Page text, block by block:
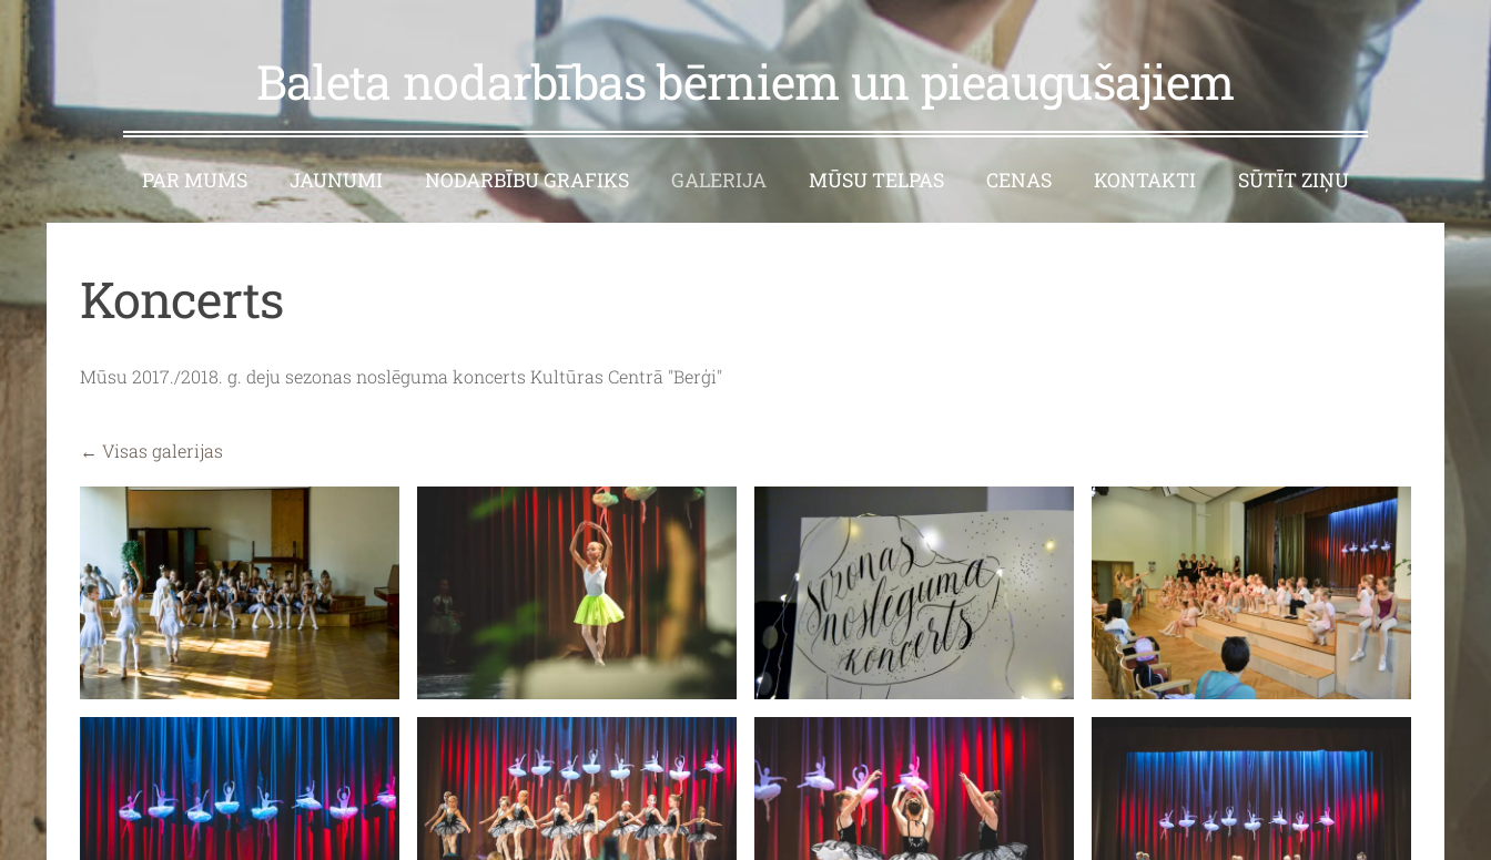
Baleta nodarbības bērniem un pieaugušajiem
PAR MUMS JAUNUMI NODARBĪBU GRAFIKS GALERIJA MŪSU TELPAS CENAS KONTAKTI SŪTĪT ZIŅU
Koncerts
Mūsu 2017./2018. g. deju sezonas noslēguma koncerts Kultūras Centrā ''Berģi''
Visas galerijas